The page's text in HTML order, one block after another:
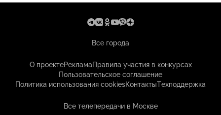
Все города
О проектеРекламаПравила участия в конкурсах
Пользовательское соглашение
Политика использования cookiesКонтактыТехподдержка
Все телепередачи в Москве